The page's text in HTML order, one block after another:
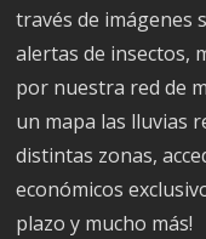
través de imágenes
alertas de insectos,
por nuestra red de
un mapa las lluvias
distintas zonas,
económicos
plazo y mucho más!